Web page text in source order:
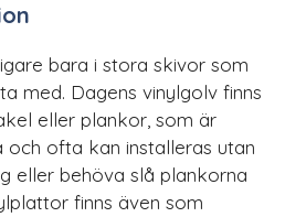
bara i stora skivor som
med. Dagens vinylgolv finns
eller plankor, som är
ofta kan installeras utan
eller behöva slå plankorna
finns även som